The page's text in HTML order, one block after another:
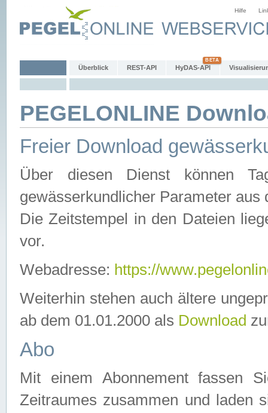
Hilfe
Überblick REST-API HyDAS-API
PEGELONLINE
Freier Download
Über diesen Dienst können
gewässerkundlicher Parameter aus
Die Zeitstempel in den Dateien
vor.
Webadresse: https://
Weiterhin stehen auch ältere
ab dem 01.01.2000 als Download
Abo
Mit einem Abonnement fassen
Zeitraumes zusammen und laden